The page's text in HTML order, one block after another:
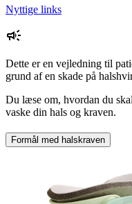
Nyttige links
Dette er en vejledning til
grund af en skade på
Du læse om, hvordan du
vaske din hals og kraven.
Formål med halskraven